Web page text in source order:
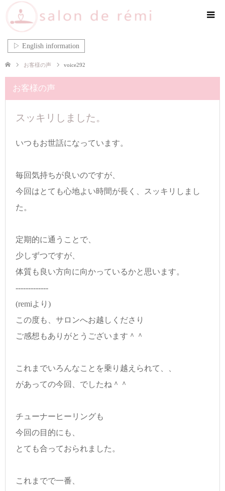
▷ English information
お客様の声 voice292
お客様の声
スッキリしました。
いつもお世話になっています。
毎回気持ちが良いのですが、
今回はとても心地よい時間が長く、スッキリしまし
た。
定期的に通うことで、
少しずつですが、
体質も良い方向に向かっているかと思います。
-------------
(remiより)
この度も、サロンへお越しくださり
ご感想もありがとうございます＾＾
これまでいろんなことを乗り越えられて、、
があっての今回、でしたね＾＾
チューナーヒーリングも
今回の目的にも、
とても合っておられました。
これまでで一番、